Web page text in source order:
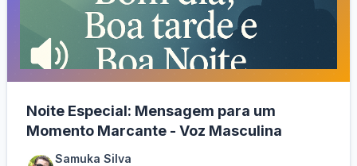
Noite Especial: Mensagem para um
Momento Marcante - Voz Masculina
Samuka Silva